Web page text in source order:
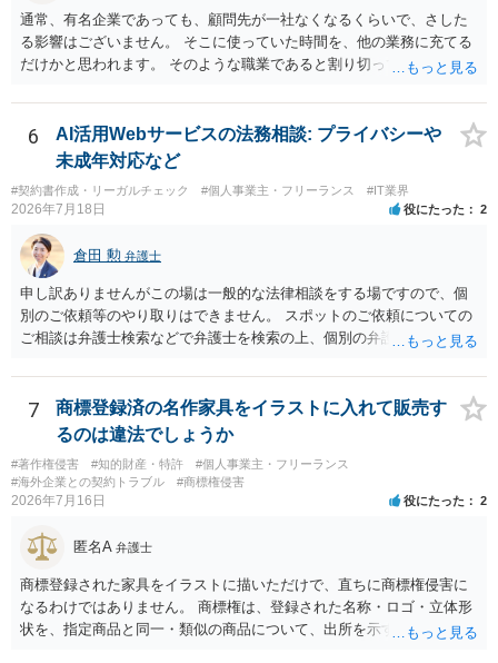
保持違反（弁護士法56条1項）として、弁護士会の懲戒対象となり得る
との理解でよいと考えます。 新たな法律事務所を探す手段について
は、このウェブサイトで探す方法のほか、弁護士会や法律事務所に直
通常、有名企業であっても、顧問先が一社なくなるくらいで、さした
る影響はございません。 そこに使っていた時間を、他の業務に充てる
だけかと思われます。 そのような職業であると割り切ってご相談され
相談者様のご意見が反映されることを、お祈りしております。
6
AI活用Webサービスの法務相談: プライバシーや
未成年対応など
#契約書作成・リーガルチェック #個人事業主・フリーランス #IT業界
2026年7月18日 役にたった 2
倉田 勲 弁護士
申し訳ありませんがこの場は一般的な法律相談をする場ですので、個
別のご依頼等のやり取りはできません。 スポットのご依頼についての
ご相談は弁護士検索などで弁護士を検索の上、個別の弁護士にご連絡
7
商標登録済の名作家具をイラストに入れて販売す
るのは違法でしょうか
#著作権侵害 #知的財産・特許
#個人事業主・フリーランス
#海外企業との契約トラブル
#商標権侵害
2026年7月16日 役にたった 2
匿名A 弁護士
商標登録された家具をイラストに描いただけで、直ちに商標権侵害に
なるわけではありません。 商標権は、登録された名称・ロゴ・立体形
状を、指定商品と同一・類似の商品について、出所を示す表示として